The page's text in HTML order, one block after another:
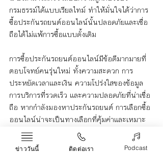
กรมธรรม์ได้แบบเรียลไทม์ ทำให้มั่นใจได้ว่าการ
ซื้อประกันรถยนต์ออนไลน์นั้นปลอดภัยและเชื่อ
ถือได้ไม่แพ้การซื้อแบบดั้งเดิม
การซื้อประกันรถยนต์ออนไลน์มีข้อดีมากมายที่
ตอบโจทย์คนรุ่นใหม่ ทั้งความสะดวก การ
ประหยัดเวลาและเงิน ความโปร่งใสของข้อมูล
การบริการที่รวดเร็ว และความปลอดภัยที่น่าเชื่อ
ถือ หากกำลังมองหาประกันรถยนต์ การเลือกซื้อ
ออนไลน์น่าจะเป็นทางเลือกที่คุ้มค่าและเหมาะ
สมกับยุคสมัยปัจจุบัน
ประกันรถยนต์
ออนไลน์ ซื้อประกัน
ข่าววันนี้ ติดต่อเรา Podcast